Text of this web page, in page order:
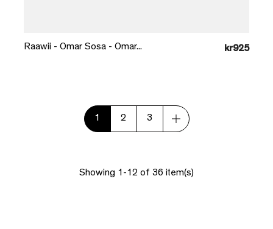
Raawii - Omar Sosa - Omar... kr925
1 2 3
Showing 1-12 of 36 item(s)